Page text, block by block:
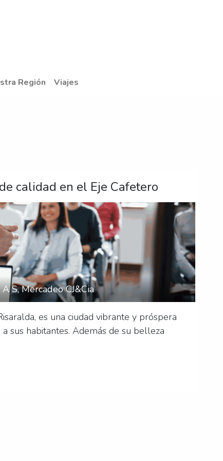
Región Viajes
calidad en el Eje Cafetero
S, Mercadeo CJ&Cia
es una ciudad vibrante y próspera
sus habitantes. Además de su belleza